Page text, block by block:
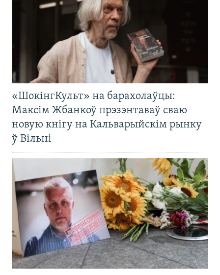
«ШокінгКульт» на барахолаўцы:
Максім Жбанкоў прэзэнтаваў сваю
новую кнігу на Кальварыйскім рынку
ў Вільні